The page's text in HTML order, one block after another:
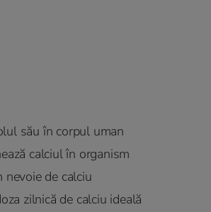
său în corpul uman
calciul în organism
nevoie de calciu
zilnică de calciu ideală